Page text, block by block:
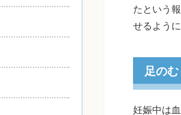
たという
せるように
足の
妊娠中は